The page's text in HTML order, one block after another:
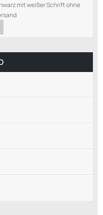
mit weißer Schrift ohne